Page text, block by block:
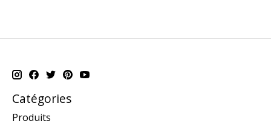
Catégories
Produits